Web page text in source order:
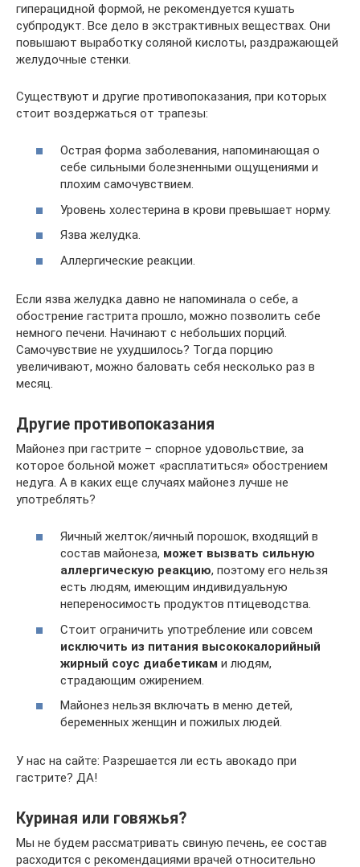
гиперацидной формой, не рекомендуется кушать
субпродукт. Все дело в экстрактивных веществах. Они
повышают выработку соляной кислоты, раздражающей
желудочные стенки.
Существуют и другие противопоказания, при которых
стоит воздержаться от трапезы:
Острая форма заболевания, напоминающая о
себе сильными болезненными ощущениями и
плохим самочувствием.
Уровень холестерина в крови превышает норму.
Язва желудка.
Аллергические реакции.
Если язва желудка давно не напоминала о себе, а
обострение гастрита прошло, можно позволить себе
немного печени. Начинают с небольших порций.
Самочувствие не ухудшилось? Тогда порцию
увеличивают, можно баловать себя несколько раз в
месяц.
Другие противопоказания
Майонез при гастрите – спорное удовольствие, за
которое больной может «расплатиться» обострением
недуга. А в каких еще случаях майонез лучше не
употреблять?
Яичный желток/яичный порошок, входящий в
состав майонеза, может вызвать сильную
аллергическую реакцию, поэтому его нельзя
есть людям, имеющим индивидуальную
непереносимость продуктов птицеводства.
Стоит ограничить употребление или совсем
исключить из питания высококалорийный
жирный соус диабетикам и людям,
страдающим ожирением.
Майонез нельзя включать в меню детей,
беременных женщин и пожилых людей.
У нас на сайте: Разрешается ли есть авокадо при
гастрите? ДА!
Куриная или говяжья?
Мы не будем рассматривать свиную печень, ее состав
расходится с рекомендациями врачей относительно